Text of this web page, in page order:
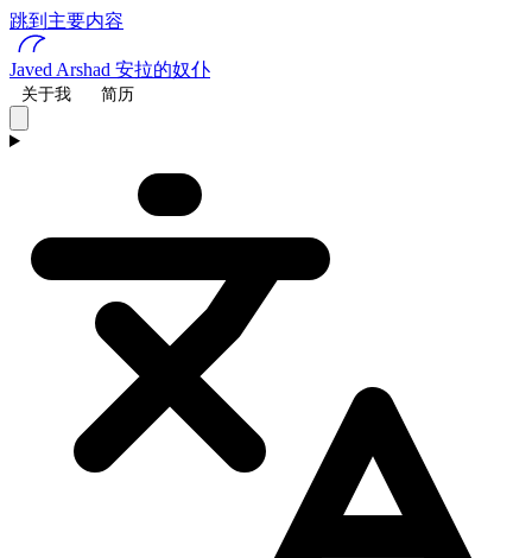
跳到主要内容
Javed Arshad 安拉的奴仆
关于我 简历